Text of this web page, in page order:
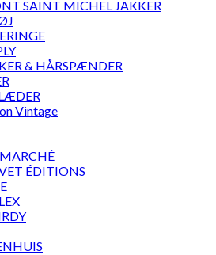
SAINT MICHEL JAKKER
& HÅRSPÆNDER
Vintage
ÉDITIONS